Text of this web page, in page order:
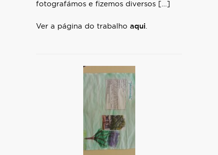
fotografámos e fizemos diversos […]
Ver a página do trabalho aqui.